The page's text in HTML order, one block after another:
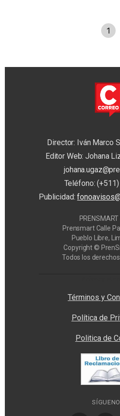
1
Director: Iván Marco
Editor Web: Johana
Teléfono:
Publicidad:
PRENSMART
Prensmart Calle
Pueblo Libre,
Copyright ©
Todos los
Términos y
Política de
Politica de